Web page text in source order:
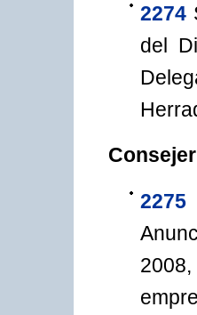
2274
del
2275